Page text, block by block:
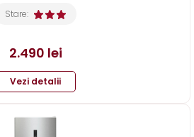
Stare:
2.490 lei
Vezi detalii